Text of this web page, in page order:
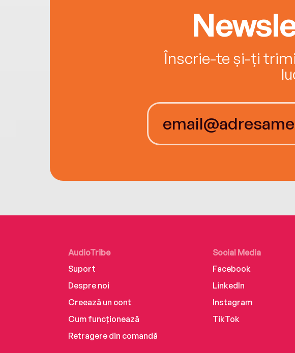
Înscrie-te și-ți
AudioTribe
Suport
Despre noi
Creează un cont
Cum funcționează
Retragere din comandă
Social Media
Facebook
LinkedIn
Instagram
TikTok